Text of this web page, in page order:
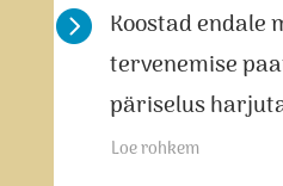
 Koostad endale
tervenemise
päriselus
Loe rohkem